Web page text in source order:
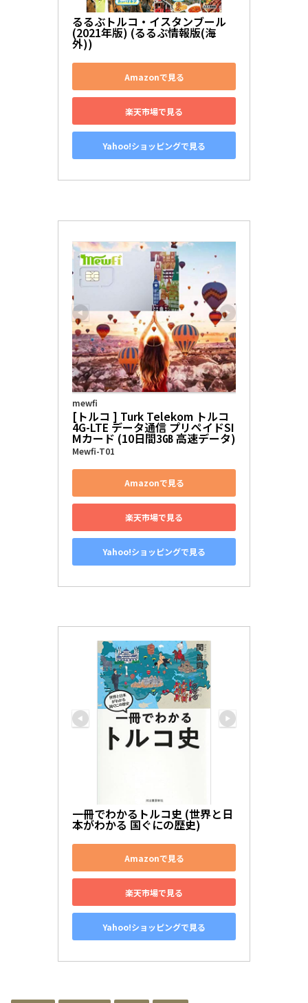
るるぶトルコ・イスタンブール
(2021年版) (るるぶ情報版(海
外))
Amazonで見る
楽天市場で見る
Yahoo!ショッピングで見る
mewfi
[トルコ ] Turk Telekom トルコ
4G-LTE データ通信 プリペイドSI
Mカード (10日間3㎇ 高速データ)
Mewfi-T01
Amazonで見る
楽天市場で見る
Yahoo!ショッピングで見る
一冊でわかるトルコ史 (世界と日
本がわかる 国ぐにの歴史)
Amazonで見る
楽天市場で見る
Yahoo!ショッピングで見る